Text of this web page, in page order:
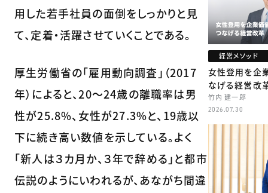
用した若手社員の面倒をしっかりと見
て、定着・活躍させていくことである。
厚生労働省の「雇用動向調査」（2017
年）によると、20～24歳の離職率は男
性が25.8%、女性が27.3%と、19歳以
下に続き高い数値を示している。よく
「新人は３カ月か、３年で辞める」と都市
伝説のようにいわれるが、あながち間違
経営メソッド
女性登用を企
なげる経営改
竹内 建一郎
2026.07.30